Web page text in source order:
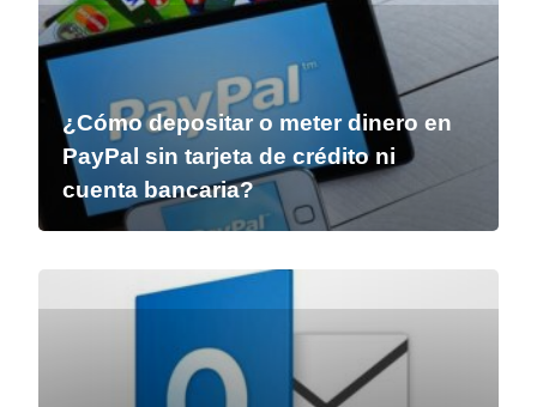
¿Cómo depositar o meter dinero en
PayPal sin tarjeta de crédito ni
cuenta bancaria?